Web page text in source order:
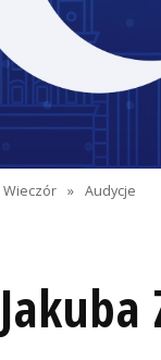
Wieczór » Audycje